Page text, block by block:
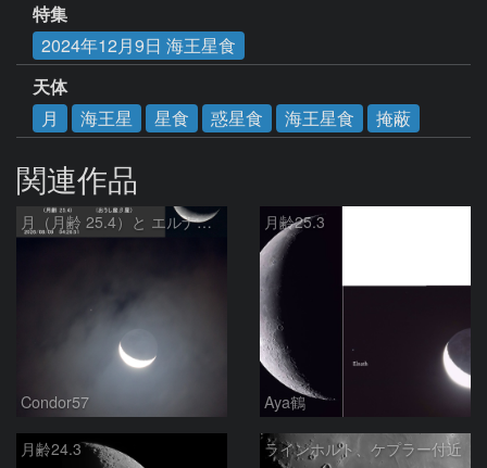
特集
2024年12月9日 海王星食
天体
月
海王星 星食 惑星食 海王星食 掩蔽
関連作品
月（月齢 25.4）と エルナト（おうし座β星）
Condor57
月齢25.3
Aya鶴
月齢24.3 ラインホルト、ケプラー付近